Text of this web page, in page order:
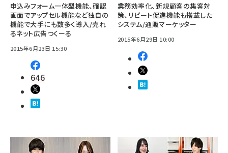
申込みフォーム一体型機能、確認
画面でアップセル機能など独自の
機能で大手にも数多く導入/売れ
るネット広告つくーる
2015年6月23日 15:30
646
業務効率化、新規顧客の集客対
策、リピート促進機能も搭載した
システム/通販マーケッター
2015年6月29日 10:00